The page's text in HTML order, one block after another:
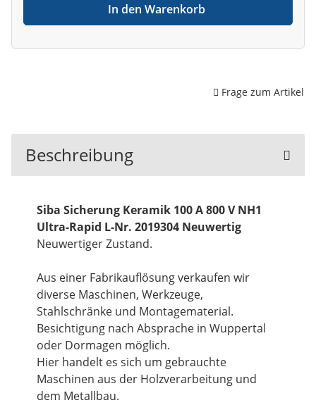
In den Warenkorb
Frage zum Artikel
Beschreibung
Siba Sicherung Keramik 100 A 800 V NH1
Ultra-Rapid L-Nr. 2019304 Neuwertig
Neuwertiger Zustand.
Aus einer Fabrikauflösung verkaufen wir
diverse Maschinen, Werkzeuge,
Stahlschränke und Montagematerial.
Besichtigung nach Absprache in Wuppertal
oder Dormagen möglich.
Hier handelt es sich um gebrauchte
Maschinen aus der Holzverarbeitung und
dem Metallbau.